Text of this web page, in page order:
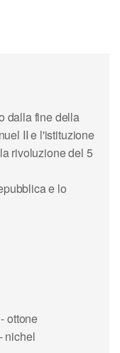
dallafine della
II e l'istituzione
rivoluzione del 5
e lo
ottone
nichel